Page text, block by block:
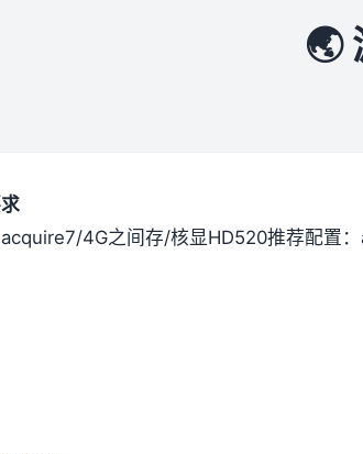
🌏
acquire7/4G之间存/核显HD520​推荐配置​